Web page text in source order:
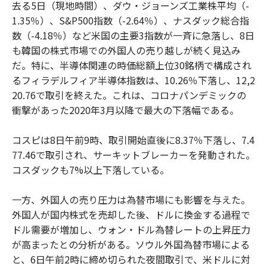
去る5日（現地時間）、ダウ・ジョーンズ工業株平均（-
1.35％）、S&P500指数（-2.64％）、ナスダック総合指
数（-4.18％）など米国の主要3指数が一斉に急落し、8日
も韓国の株式市場での外国人の売り越しが続く見込み
だ。特に、半導体関連の時価総額上位30銘柄で構成され
るフィラデルフィア半導体指数は、10.26％下落し、12,2
20.76で取引を終えた。これは、コロナパンデミックの
衝撃があった2020年3月以降で最大の下落幅である。
コスピは8日午前9時、取引開始直後に8.37％下落し、7.4
77.46で取引され、サーキットブレーカーを発動された。
コスダックも7%以上下落している。
一方、外国人の売り圧力は為替市場にも影響を与えた。
外国人が国内株式を売却した後、ドルに換金する過程で
ドル需要が増加し、ウォン・ドル為替レートの上昇圧力
が高まったとの分析がある。ソウル外国為替市場による
と、6日午前2時に締め切られた夜間取引で、米ドルに対